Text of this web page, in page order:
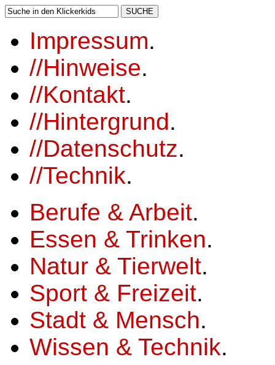
Impressum.
//Hinweise.
//Kontakt.
//Hintergrund.
//Datenschutz.
//Technik.
Berufe & Arbeit.
Essen & Trinken.
Natur & Tierwelt.
Sport & Freizeit.
Stadt & Mensch.
Wissen & Technik.